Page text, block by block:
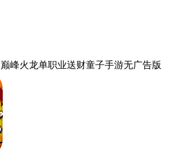
巅峰火龙单职业送财童子手游无广告版